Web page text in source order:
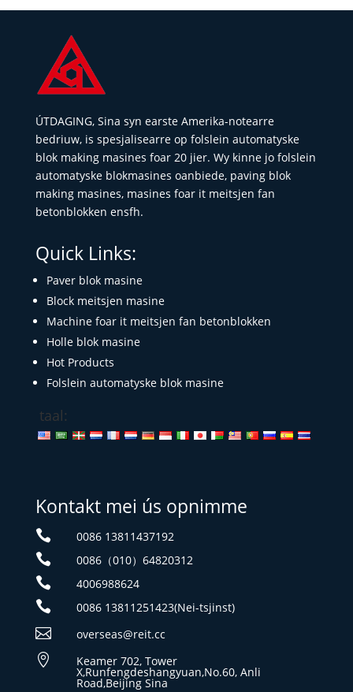
ÚTDAGING, Sina syn earste Amerika-notearre
bedriuw, is spesjalisearre op folslein automatyske
blok making masines foar 20 jier. Wy kinne jo folslein
automatyske blokmasines oanbiede, paving blok
making masines, masines foar it meitsjen fan
betonblokken ensfh.
Quick Links:
Paver blok masine
Block meitsjen masine
Machine foar it meitsjen fan betonblokken
Holle blok masine
Hot Products
Folslein automatyske blok masine
taal:
Kontakt mei ús opnimme
 0086 13811437192
 0086（010）64820312
 4006988624
 0086 13811251423(Nei-tsjinst)
 overseas@reit.cc
 Keamer 702, Tower
X,Runfengdeshangyuan,No.60, Anli
Road,Beijing Sina